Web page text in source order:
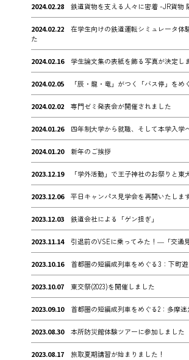
2024.02.28 鉄道貨物を支える人々に密着 -JR貨物
2024.02.22
在学生向けの鉄道運転シミュレータ体
た
2024.02.16 学生論文集の表紙を飾る写真が決定し
2024.02.05 「辰・龍・竜」がつく「バス停」をめ
2024.02.02 専門ゼミ発表会が開催されました
2024.01.26 四年制大学から就職、そして本学入学
2024.01.20 新年のご挨拶
2023.12.19 「学外活動」で王子神社のお祭りと東
2023.12.06 平日キャンパス見学会を再開いたしま
2023.12.03 鉄道会社による「ゲン担ぎ」
2023.11.14 引退前のVSEに乗ってみた！―「交通
2023.10.16 首都圏の短編成列車をめぐる3：下町
2023.10.07 東交祭(2023)を開催しました
2023.09.10 首都圏の短編成列車をめぐる2：多摩迷
2023.08.30 本所防災館体験ツアーに参加しました
2023.08.17 旅取夏期講習が始まりました！